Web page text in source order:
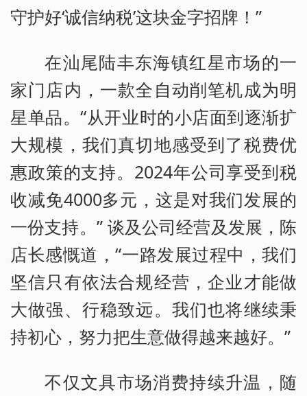
守护好‘诚信纳税’这块金字招牌！”
在汕尾陆丰东海镇红星市场的一
家门店内，一款全自动削笔机成为明
星单品。“从开业时的小店面到逐渐扩
大规模，我们真切地感受到了税费优
惠政策的支持。2024年公司享受到税
收减免4000多元，这是对我们发展的
一份支持。” 谈及公司经营及发展，陈
店长感慨道，“一路发展过程中，我们
坚信只有依法合规经营，企业才能做
大做强、行稳致远。我们也将继续秉
持初心，努力把生意做得越来越好。”
不仅文具市场消费持续升温，随